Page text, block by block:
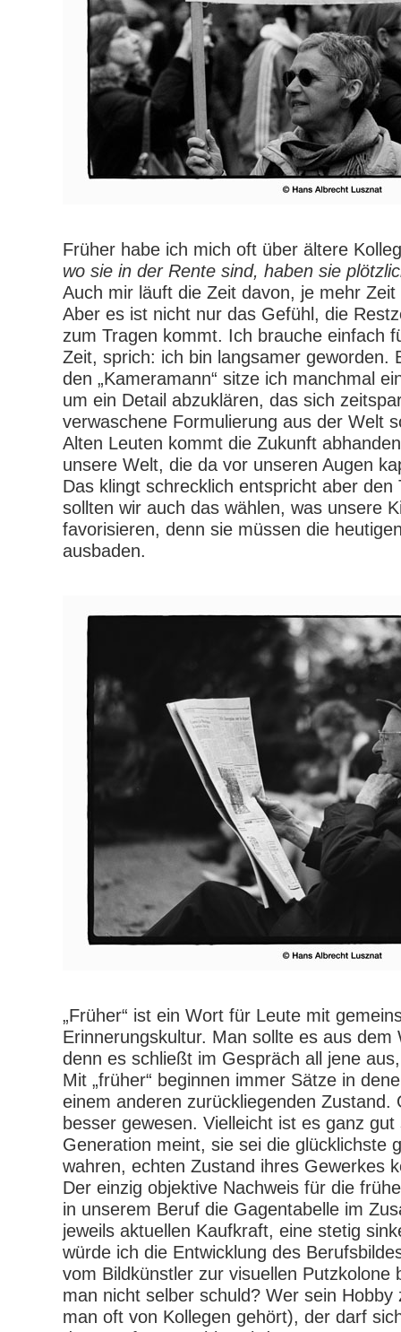
Früher habe ich mich oft über ältere
wo sie in der Rente sind, haben sie
Auch mir läuft die Zeit davon, je mehr
Aber es ist nicht nur das Gefühl, die
zum Tragen kommt. Ich brauche einfach
Zeit, sprich: ich bin langsamer geworden.
den „Kameramann“ sitze ich manchmal
um ein Detail abzuklären, das sich
verwaschene Formulierung aus der
Alten Leuten kommt die Zukunft
unsere Welt, die da vor unseren Augen
Das klingt schrecklich entspricht aber den
sollten wir auch das wählen, was unsere
favorisieren, denn sie müssen die
ausbaden.
„Früher“ ist ein Wort für Leute mit
Erinnerungskultur. Man sollte es aus
denn es schließt im Gespräch all jene
Mit „früher“ beginnen immer Sätze in
einem anderen zurückliegenden Zustand.
besser gewesen. Vielleicht ist es ganz
Generation meint, sie sei die glücklichste
wahren, echten Zustand ihres Gewerkes
Der einzig objektive Nachweis für die
in unserem Beruf die Gagentabelle im
jeweils aktuellen Kaufkraft, eine stetig
würde ich die Entwicklung des
vom Bildkünstler zur visuellen Putzkolone
man nicht selber schuld? Wer sein
man oft von Kollegen gehört), der darf